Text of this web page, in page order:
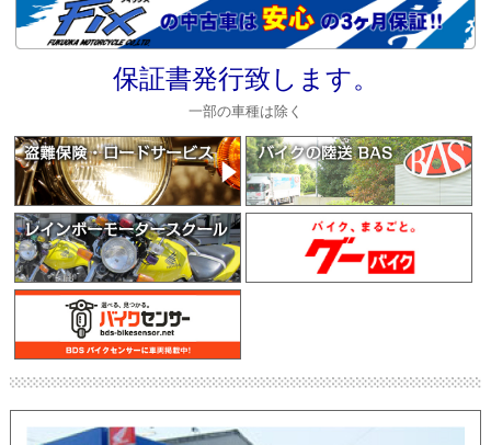
保証書発行致します。
一部の車種は除く